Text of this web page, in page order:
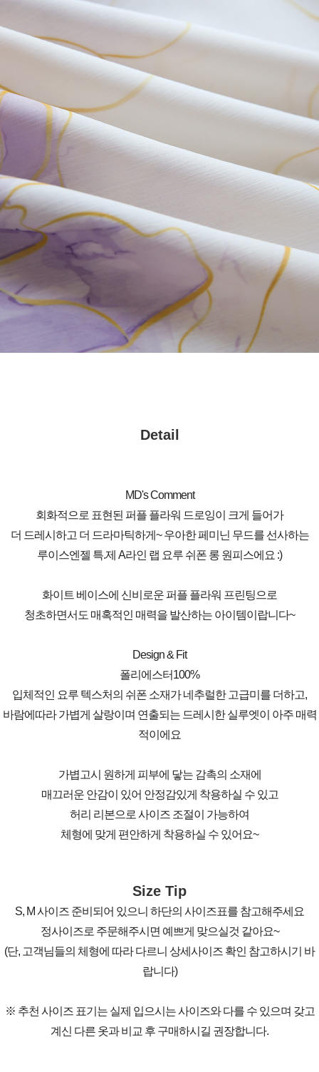
Detail
MD's Comment
회화적으로 표현된 퍼플 플라워 드로잉이 크게 들어가
더 드레시하고 더 드라마틱하게~ 우아한 페미닌 무드를 선사하는
루이스엔젤 특.제 A라인 랩 요루 쉬폰 롱 원피스에요 :)
화이트 베이스에 신비로운 퍼플 플라워 프린팅으로
청초하면서도 매혹적인 매력을 발산하는 아이템이랍니다~
Design & Fit
폴리에스터100%
입체적인 요루 텍스처의 쉬폰 소재가 네추럴한 고급미를 더하고,
바람에따라 가볍게 살랑이며 연출되는 드레시한 실루엣이 아주 매력
적이에요
가볍고시 원하게 피부에 닿는 감촉의 소재에
매끄러운 안감이 있어 안정감있게 착용하실 수 있고
허리 리본으로 사이즈 조절이 가능하여
체형에 맞게 편안하게 착용하실 수 있어요~
Size Tip
S, M 사이즈 준비되어 있으니 하단의 사이즈표를 참고해주세요
정사이즈로 주문해주시면 예쁘게 맞으실것 같아요~
(단, 고객님들의 체형에 따라 다르니 상세사이즈 확인 참고하시기 바
랍니다)
※ 추천 사이즈 표기는 실제 입으시는 사이즈와 다를 수 있으며 갖고
계신 다른 옷과 비교 후 구매하시길 권장합니다.